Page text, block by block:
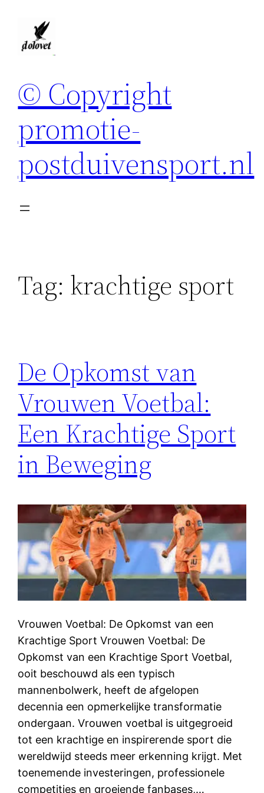
© Copyright
promotie-
postduivensport.nl
Tag: krachtige sport
De Opkomst van
Vrouwen Voetbal:
Een Krachtige Sport
in Beweging
Vrouwen Voetbal: De Opkomst van een
Krachtige Sport Vrouwen Voetbal: De
Opkomst van een Krachtige Sport Voetbal,
ooit beschouwd als een typisch
mannenbolwerk, heeft de afgelopen
decennia een opmerkelijke transformatie
ondergaan. Vrouwen voetbal is uitgegroeid
tot een krachtige en inspirerende sport die
wereldwijd steeds meer erkenning krijgt. Met
toenemende investeringen, professionele
competities en groeiende fanbases,…